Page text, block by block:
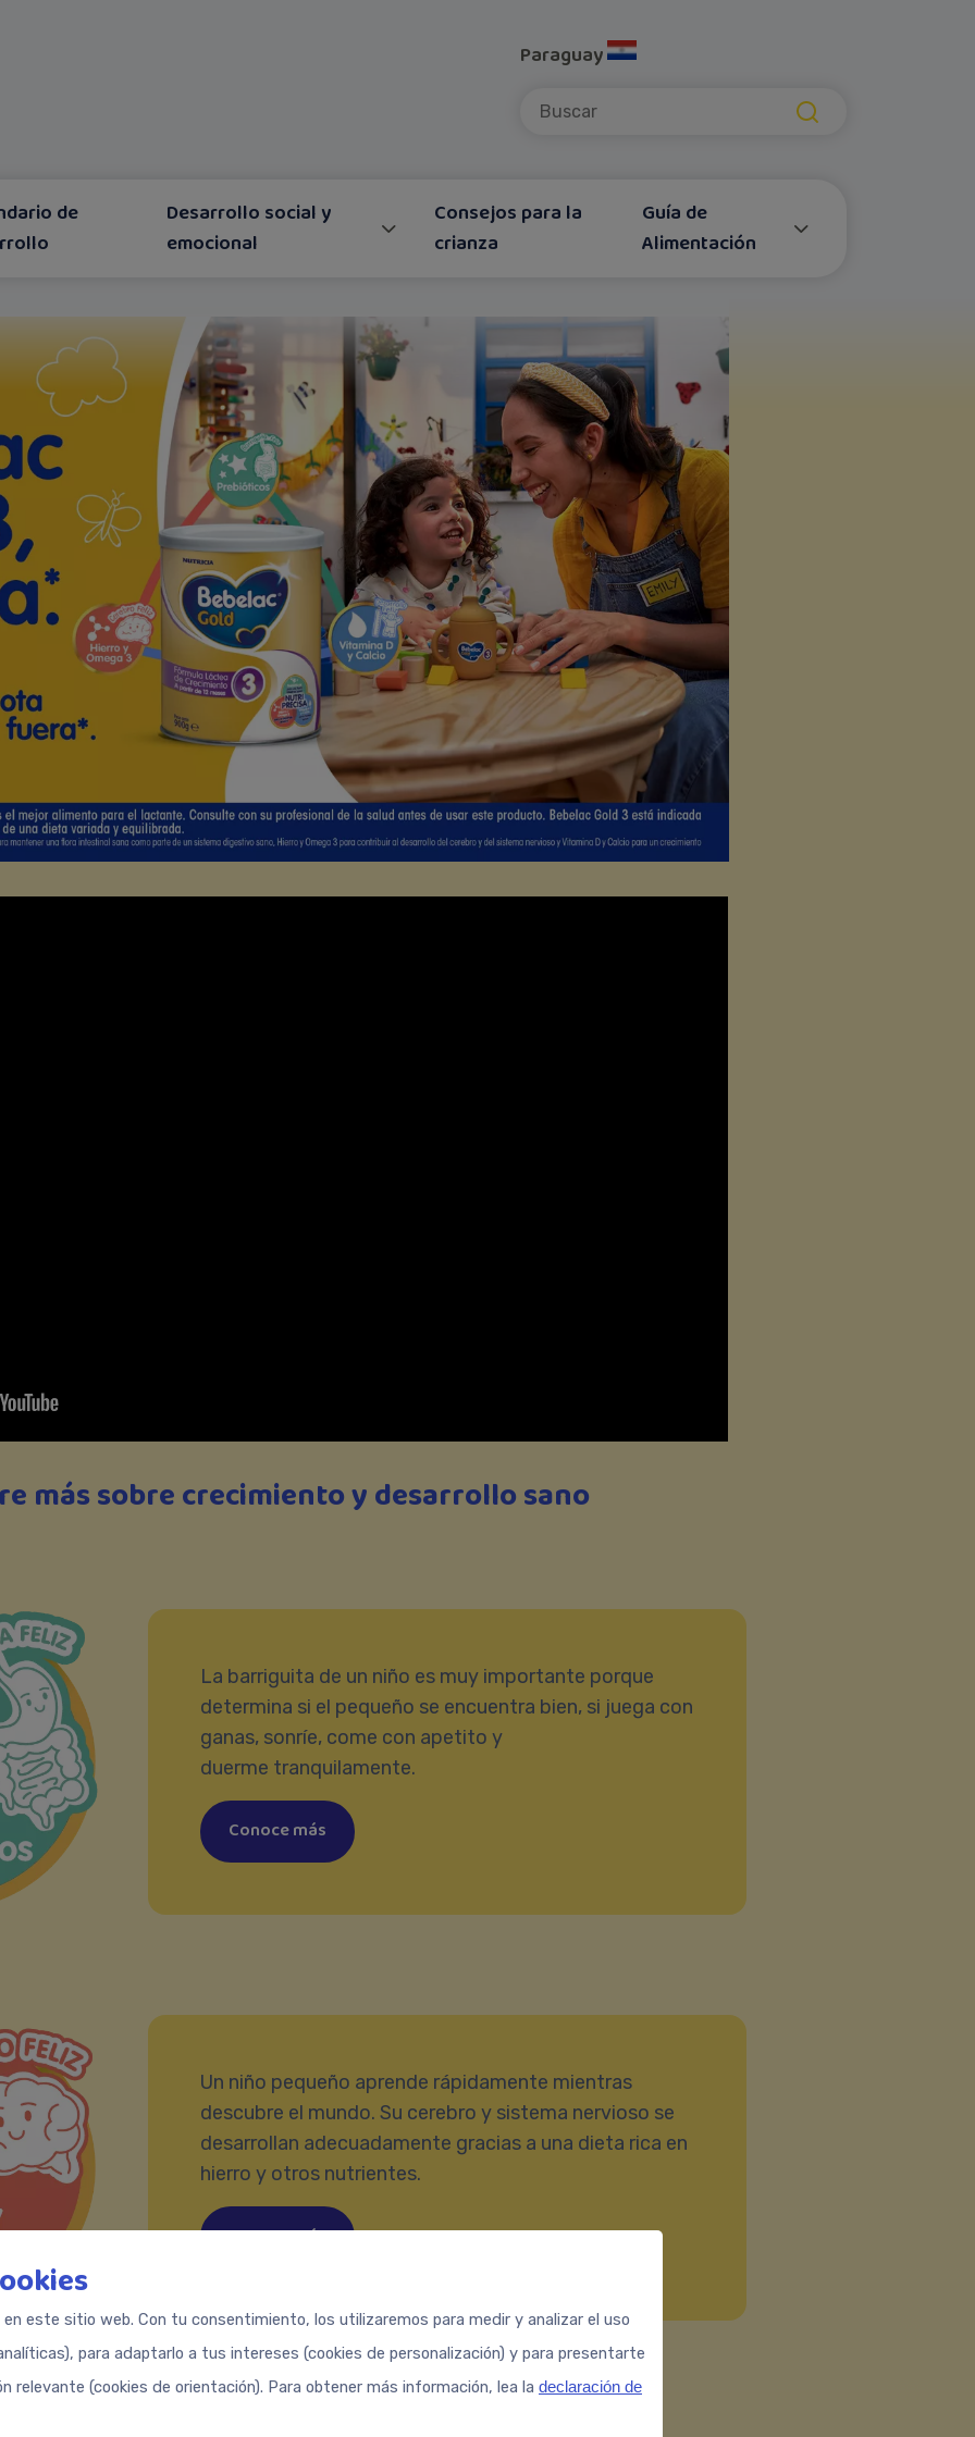
Paraguay
de
Desarrollo social y
emocional
Consejos para la
crianza
Guía de
Alimentación
más sobre crecimiento y desarrollo sano
La barriguita de un niño es muy importante porque
determina si el pequeño se encuentra bien, si juega con
ganas, sonríe, come con apetito y
duerme tranquilamente.​
Conoce más
Un niño pequeño aprende rápidamente mientras
descubre el mundo. Su cerebro y sistema nervioso se
desarrollan adecuadamente gracias a una dieta rica en
hierro y otros nutrientes.
Conoce más
este sitio web. Con tu consentimiento, los utilizaremos para medir y analizar el uso
para adaptarlo a tus intereses (cookies de personalización) y para presentarte
relevante (cookies de orientación). Para obtener más información, lea la declaración de